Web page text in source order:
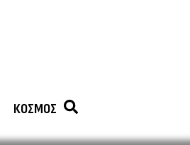
ΚΟΣΜΟΣ